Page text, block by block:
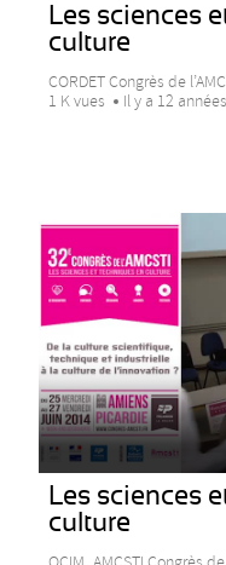
Les sciences
culture
CORDET Congrès de
1 K vues
Il y a 12 années
Les sciences
culture